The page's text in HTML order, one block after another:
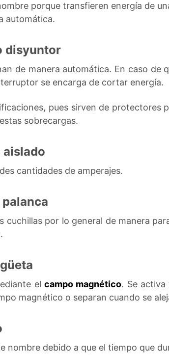
porque transfieren energía de
automática.
disyuntor
de manera automática. En caso de
se encarga de cortar energía.
pues sirven de protectores
sobrecargas.
cantidades de amperajes.
por lo general de manera
elcampo magnético. Se
magnético o separan cuando se
nombre debido a que el tiempo que